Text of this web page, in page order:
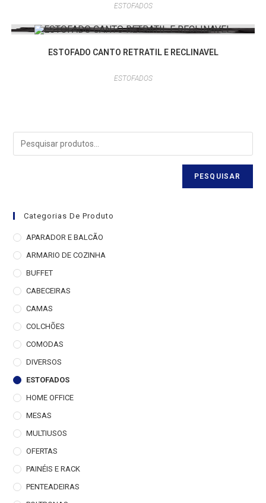
ESTOFADOS
ESTOFADO CANTO RETRATIL E RECLINAVEL
ESTOFADOS
PESQUISAR
Categorias De Produto
APARADOR E BALCÃO
ARMARIO DE COZINHA
BUFFET
CABECEIRAS
CAMAS
COLCHÕES
COMODAS
DIVERSOS
ESTOFADOS
HOME OFFICE
MESAS
MULTIUSOS
OFERTAS
PAINÉIS E RACK
PENTEADEIRAS